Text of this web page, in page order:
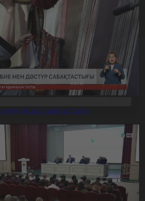
мен дәстүр сабақтастығы